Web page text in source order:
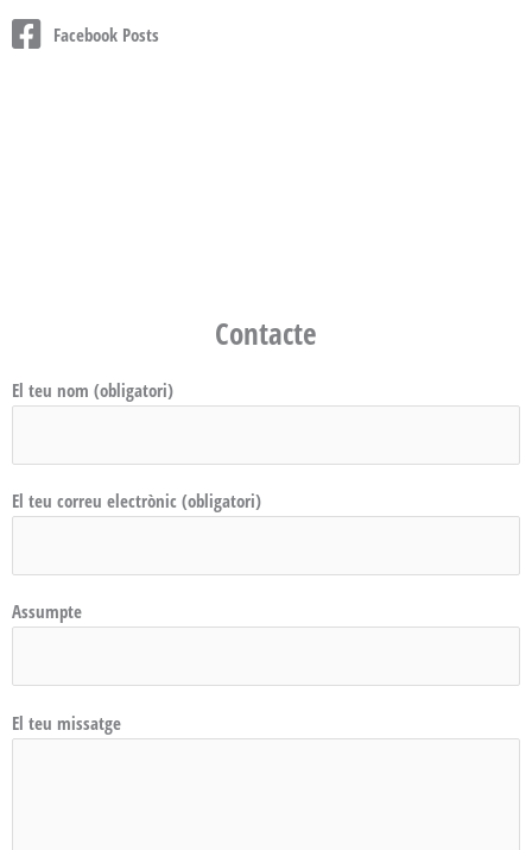
Facebook Posts
Contacte
El teu nom (obligatori)
El teu correu electrònic (obligatori)
Assumpte
El teu missatge